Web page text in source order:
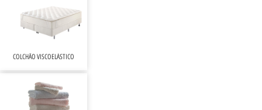
COLCHÃO VISCOELÁSTICO